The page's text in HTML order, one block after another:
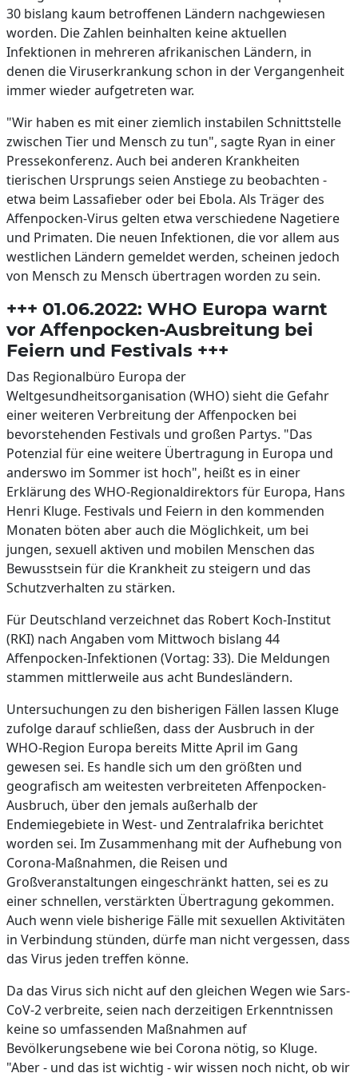
30 bislang kaum betroffenen Ländern nachgewiesen
worden. Die Zahlen beinhalten keine aktuellen
Infektionen in mehreren afrikanischen Ländern, in
denen die Viruserkrankung schon in der Vergangenheit
immer wieder aufgetreten war.
"Wir haben es mit einer ziemlich instabilen Schnittstelle
zwischen Tier und Mensch zu tun", sagte Ryan in einer
Pressekonferenz. Auch bei anderen Krankheiten
tierischen Ursprungs seien Anstiege zu beobachten -
etwa beim Lassafieber oder bei Ebola. Als Träger des
Affenpocken-Virus gelten etwa verschiedene Nagetiere
und Primaten. Die neuen Infektionen, die vor allem aus
westlichen Ländern gemeldet werden, scheinen jedoch
von Mensch zu Mensch übertragen worden zu sein.
+++ 01.06.2022: WHO Europa warnt
vor Affenpocken-Ausbreitung bei
Feiern und Festivals +++
Das Regionalbüro Europa der
Weltgesundheitsorganisation (WHO) sieht die Gefahr
einer weiteren Verbreitung der Affenpocken bei
bevorstehenden Festivals und großen Partys. "Das
Potenzial für eine weitere Übertragung in Europa und
anderswo im Sommer ist hoch", heißt es in einer
Erklärung des WHO-Regionaldirektors für Europa, Hans
Henri Kluge. Festivals und Feiern in den kommenden
Monaten böten aber auch die Möglichkeit, um bei
jungen, sexuell aktiven und mobilen Menschen das
Bewusstsein für die Krankheit zu steigern und das
Schutzverhalten zu stärken.
Für Deutschland verzeichnet das Robert Koch-Institut
(RKI) nach Angaben vom Mittwoch bislang 44
Affenpocken-Infektionen (Vortag: 33). Die Meldungen
stammen mittlerweile aus acht Bundesländern.
Untersuchungen zu den bisherigen Fällen lassen Kluge
zufolge darauf schließen, dass der Ausbruch in der
WHO-Region Europa bereits Mitte April im Gang
gewesen sei. Es handle sich um den größten und
geografisch am weitesten verbreiteten Affenpocken-
Ausbruch, über den jemals außerhalb der
Endemiegebiete in West- und Zentralafrika berichtet
worden sei. Im Zusammenhang mit der Aufhebung von
Corona-Maßnahmen, die Reisen und
Großveranstaltungen eingeschränkt hatten, sei es zu
einer schnellen, verstärkten Übertragung gekommen.
Auch wenn viele bisherige Fälle mit sexuellen Aktivitäten
in Verbindung stünden, dürfe man nicht vergessen, dass
das Virus jeden treffen könne.
Da das Virus sich nicht auf den gleichen Wegen wie Sars-
CoV-2 verbreite, seien nach derzeitigen Erkenntnissen
keine so umfassenden Maßnahmen auf
Bevölkerungsebene wie bei Corona nötig, so Kluge.
"Aber - und das ist wichtig - wir wissen noch nicht, ob wir